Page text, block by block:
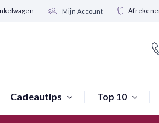
Mijn Account
Cadeautips Top 10